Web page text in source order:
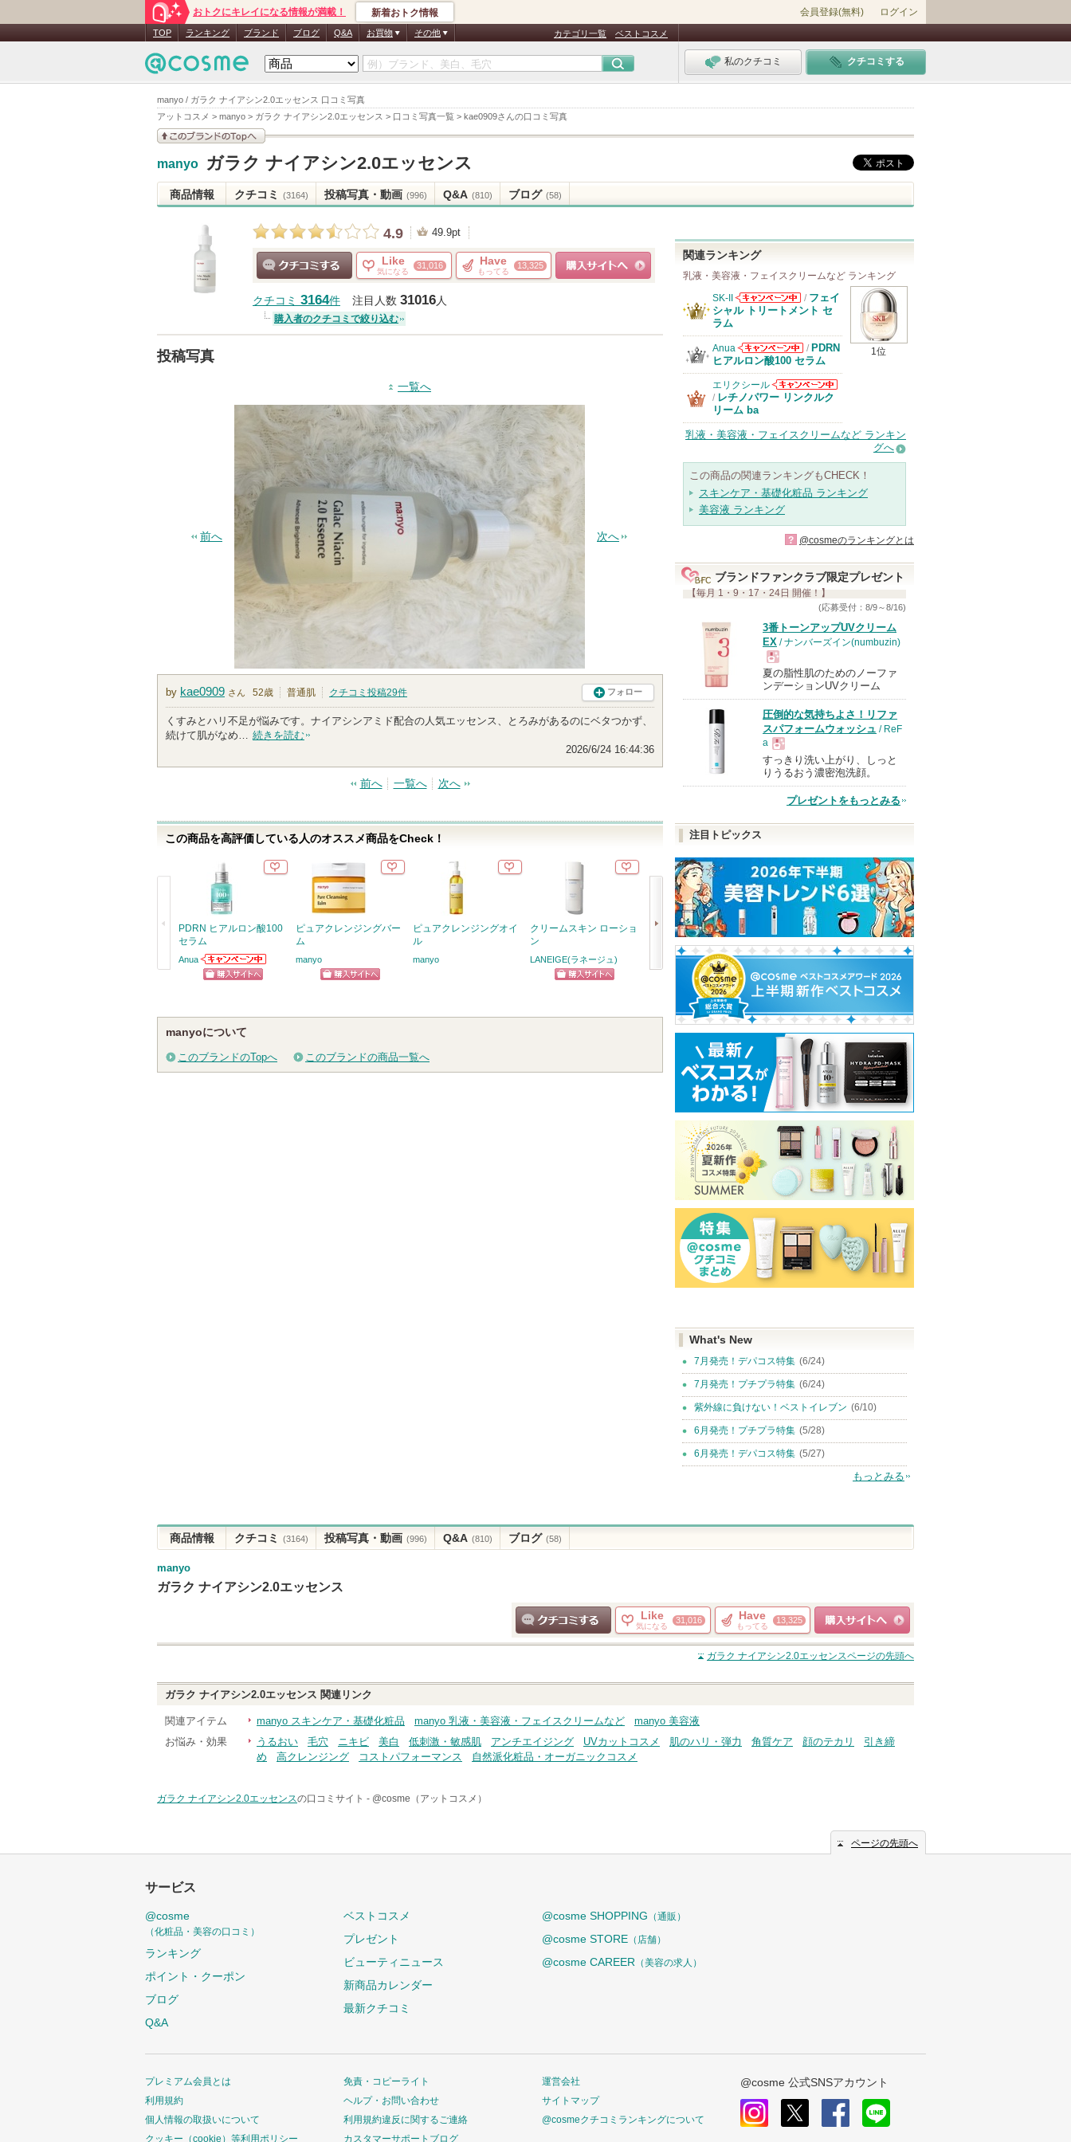
manyo / ガラク ナイアシン2.0エッセンス 口コミ写真
アットコスメ > manyo > ガラク ナイアシン2.0エッセンス > 口コミ写真一覧 > kae0909さんの口コミ写真
おトクにキレイになる情報が満載！ 新着おトク情報 会員登録(無料) ログイン
TOP ランキング ブランド ブログ Q&A お買物 その他 カテゴリ一覧 ベストコスメ
私のクチコミ クチコミする
このブランドの情報を
manyo ガラク ナイアシン2.0エッセンス
商品情報 クチコミ (3164) 投稿写真・動画 (996) Q&A (810) ブログ (58)
4.9 49.9pt
Like
気になる
31,016 Have
もってる
13,325
クチコミ 3164件 注目人数 31016人
購入者のクチコミで絞り込む
投稿写真
一覧へ
前へ 次へ
by kae0909 さん 52歳 普通肌 クチコミ投稿29件 フォロー
くすみとハリ不足が悩みです。ナイアシンアミド配合の人気エッセンス、とろみがあるのにベタつかず、
続けて肌がなめ… 続きを読む
2026/6/24 16:44:36
前へ 一覧へ 次へ
この商品を高評価している人のオススメ商品をCheck！
PDRN ヒアルロン酸100
セラム
Anua
Anuaからのお知
らせがあります
ピュアクレンジングバー
ム
manyo
ピュアクレンジングオイ
ル
manyo
クリームスキン ローショ
ン
LANEIGE(ラネージュ)
ジェニフィック アルティ
ランコム
ショッピン
グサイトへ
ユース ラディアンス ビ
primera
エクストリーム クリーム
Real Barrier
manyoについて
このブランドのTopへ このブランドの商品一覧へ
関連ランキング
乳液・美容液・フェイスクリームなど ランキング
1位
SK-II
SK-IIからのお
/ フェイ
シャル トリートメント セ
ラム
Anua
Anuaからのお
知らせがありま
す
/ PDRN
ヒアルロン酸100 セラム
エリクシール
エリクシールか
/ レチノパワー リンクルク
リーム ba
乳液・美容液・フェイスクリームなど ランキン
グへ
この商品の関連ランキングもCHECK！
スキンケア・基礎化粧品 ランキング
美容液 ランキング
? @cosmeのランキングとは
ブランドファンクラブ限定プレゼント
【毎月 1・9・17・24日 開催！】
(応募受付：8/9～8/16)
3番トーンアップUVクリーム
EX / ナンバーズイン(numbuzin)
現
品
夏の脂性肌のためのノーファ
ンデーションUVクリーム
圧倒的な気持ちよさ！リファ
スパフォームウォッシュ / ReF
a
現
すっきり洗い上がり、しっと
りうるおう濃密泡洗顔。
プレゼントをもっとみる
注目トピックス
What's New
7月発売！デパコス特集 (6/24)
7月発売！プチプラ特集 (6/24)
紫外線に負けない！ベストイレブン (6/10)
6月発売！プチプラ特集 (5/28)
6月発売！デパコス特集 (5/27)
もっとみる
商品情報 クチコミ (3164) 投稿写真・動画 (996) Q&A (810) ブログ (58)
manyo
ガラク ナイアシン2.0エッセンス
クチコミする
Like
気になる
31,016 Have
もってる
13,325
ショッピングサイト
へ
ガラク ナイアシン2.0エッセンスページの先頭へ
ガラク ナイアシン2.0エッセンス 関連リンク
関連アイテム manyo スキンケア・基礎化粧品 manyo 乳液・美容液・フェイスクリームなど
manyo 美容液
お悩み・効果
うるおい 毛穴 ニキビ 美白 低刺激・敏感肌 アンチエイジング UVカットコスメ 肌のハリ・弾力 角質ケア 顔のテカリ
引き締
め
高クレンジング コストパフォーマンス 自然派化粧品・オーガニックコスメ
ガラク ナイアシン2.0エッセンスの口コミサイト - @cosme（アットコスメ）
ページの先頭へ
サービス
@cosme
（化粧品・美容の口コミ）
ランキング
ポイント・クーポン
ブログ
Q&A
ベストコスメ
プレゼント
ビューティニュース
新商品カレンダー
最新クチコミ
@cosme SHOPPING （通販）
@cosme STORE （店舗）
@cosme CAREER （美容の求人）
プレミアム会員とは
利用規約
個人情報の取扱いについて
クッキー（cookie）等利用ポリシー
免責・コピーライト
ヘルプ・お問い合わせ
利用規約違反に関するご連絡
カスタマーサポートブログ
運営会社
サイトマップ
@cosmeクチコミランキングについて
@cosme 公式SNSアカウント